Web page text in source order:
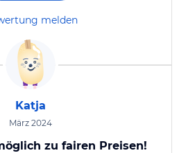
melden
Katja
März 2024
zu fairen Preisen!